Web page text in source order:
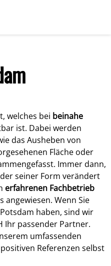
welches bei beinahe
ist. Dabei werden
das Ausheben von
Fläche oder
Immer dann,
seiner Form verändert
erfahrenen Fachbetrieb
angewiesen. Wenn Sie
haben, sind wir
Ihr passender Partner.
umfassenden
Referenzen selbst